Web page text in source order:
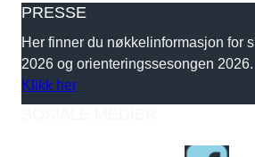
PRESSE
Her finner du nøkkelinformasjon for
2026 og orienteringssesongen 2026.
Klikk her